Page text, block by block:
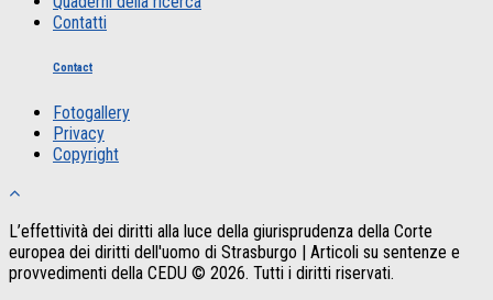
Contatti
Contact
Fotogallery
Privacy
Copyright
L’effettività dei diritti alla luce della giurisprudenza della Corte
europea dei diritti dell'uomo di Strasburgo | Articoli su sentenze e
provvedimenti della CEDU © 2026. Tutti i diritti riservati.